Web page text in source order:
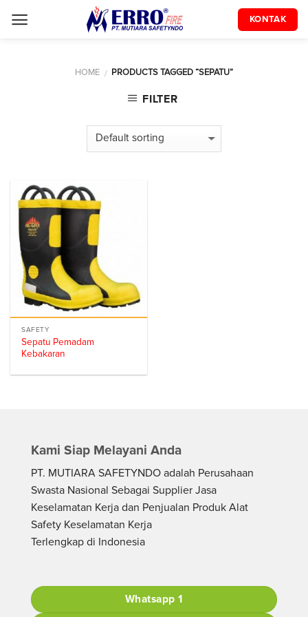
KONTAK
HOME / PRODUCTS TAGGED “SEPATU”
FILTER
SAFETY
Sepatu Pemadam
Kebakaran
Kami Siap Melayani Anda
PT. MUTIARA SAFETYNDO adalah Perusahaan
Swasta Nasional Sebagai Supplier Jasa
Keselamatan Kerja dan Penjualan Produk Alat
Safety Keselamatan Kerja
Terlengkap di Indonesia
Whatsapp 1